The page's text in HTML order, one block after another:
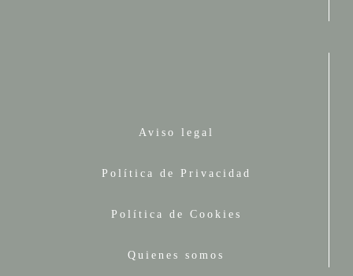
Aviso legal
Política de Privacidad
Política de Cookies
Quienes somos